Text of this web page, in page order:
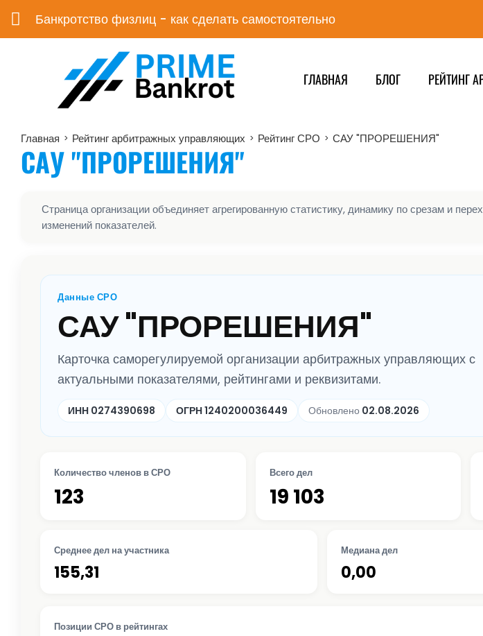
Банкротство физлиц - как сделать самостоятельно
ГЛАВНАЯ БЛОГ РЕЙТИНГ
Главная > Рейтинг арбитражных управляющих > Рейтинг СРО > САУ "ПРОРЕШЕНИЯ"
САУ "ПРОРЕШЕНИЯ"
Страница организации объединяет агрегированную статистику, динамику по срезам и
изменений показателей.
Данные СРО
САУ "ПРОРЕШЕНИЯ"
Карточка саморегулируемой организации арбитражных управляющих с
актуальными показателями, рейтингами и реквизитами.
ИНН 0274390698 ОГРН 1240200036449 Обновлено 02.08.2026
Количество членов в СРО
123
Всего дел
19 103
Среднее дел на участника
155,31
Медиана дел
0,00
Позиции СРО в рейтингах